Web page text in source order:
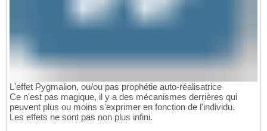
L'effet Pygmalion, ou/ou pas prophétie auto-réalisatrice
Ce n'est pas magique, il y a des mécanismes derrières qui
peuvent plus ou moins s'exprimer en fonction de l'individu.
Les effets ne sont pas non plus infini.